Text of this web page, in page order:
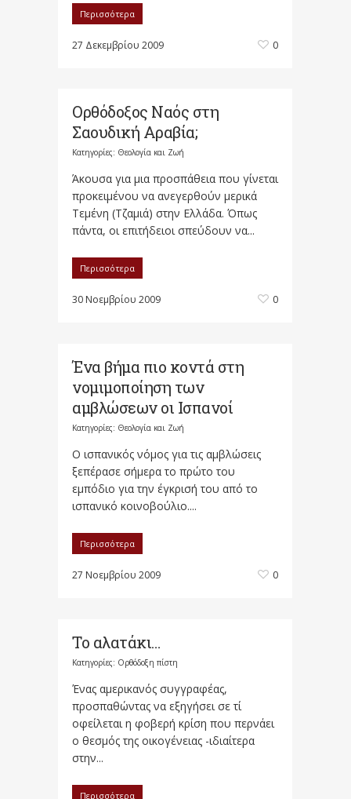
Περισσότερα
27 Δεκεμβρίου 2009 0
Ορθόδοξος Ναός στη
Σαουδική Αραβία;
Κατηγορίες: Θεολογία και Ζωή
Άκουσα για μια προσπάθεια που γίνεται
προκειμένου να ανεγερθούν μερικά
Τεμένη (Τζαμιά) στην Ελλάδα. Όπως
πάντα, οι επιτήδειοι σπεύδουν να...
Περισσότερα
30 Νοεμβρίου 2009 0
Ένα βήμα πιο κοντά στη
νομιμοποίηση των
αμβλώσεων οι Ισπανοί
Κατηγορίες: Θεολογία και Ζωή
Ο ισπανικός νόμος για τις αμβλώσεις
ξεπέρασε σήμερα το πρώτο του
εμπόδιο για την έγκρισή του από το
ισπανικό κοινοβούλιο....
Περισσότερα
27 Νοεμβρίου 2009 0
Το αλατάκι…
Κατηγορίες: Ορθόδοξη πίστη
Ένας αμερικανός συγγραφέας,
προσπαθώντας να εξηγήσει σε τί
οφείλεται η φοβερή κρίση που περνάει
ο θεσμός της οικογένειας -ιδιαίτερα
στην...
Περισσότερα